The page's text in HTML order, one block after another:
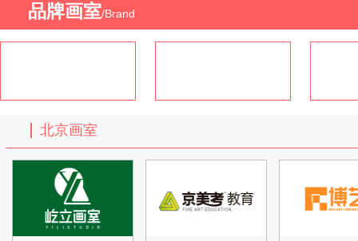
品牌画室/Brand
北京画室